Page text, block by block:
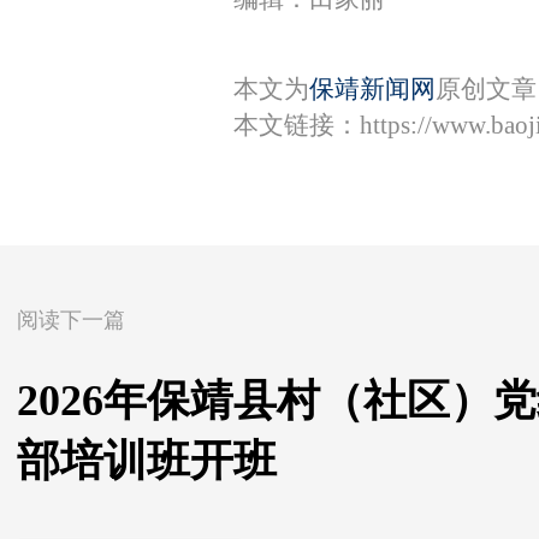
本文为保靖新闻网 原创文
本文链接： https://
阅读下一篇
2026年保靖县村（社区）
部培训班开班